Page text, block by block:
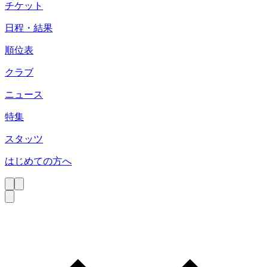
チケット
日程・結果
順位表
クラブ
ニュース
特集
スタッツ
はじめての方へ